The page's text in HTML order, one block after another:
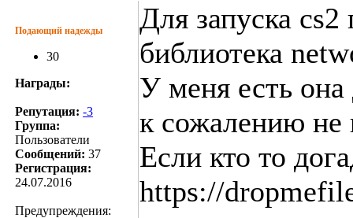
Подающий надежды
30
Награды:
Репутация: -3
Группа:
Пользователи
Сообщений: 37
Регистрация:
24.07.2016
Предупреждения:
Для запуска
библиотека
У меня есть она
к сожалению не
Если кто то
https://